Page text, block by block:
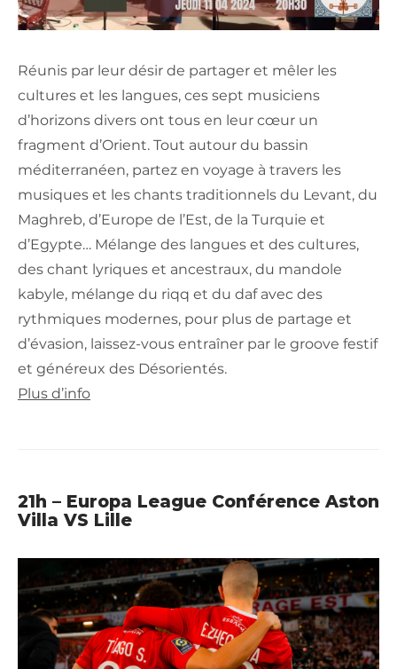
Réunis par leur désir de partager et mêler les
cultures et les langues, ces sept musiciens
d’horizons divers ont tous en leur cœur un
fragment d’Orient. Tout autour du bassin
méditerranéen, partez en voyage à travers les
musiques et les chants traditionnels du Levant, du
Maghreb, d’Europe de l’Est, de la Turquie et
d’Egypte… Mélange des langues et des cultures,
des chant lyriques et ancestraux, du mandole
kabyle, mélange du riqq et du daf avec des
rythmiques modernes, pour plus de partage et
d’évasion, laissez-vous entraîner par le groove festif
et généreux des Désorientés.
Plus d’info
21h – Europa League Conférence Aston
Villa VS Lille